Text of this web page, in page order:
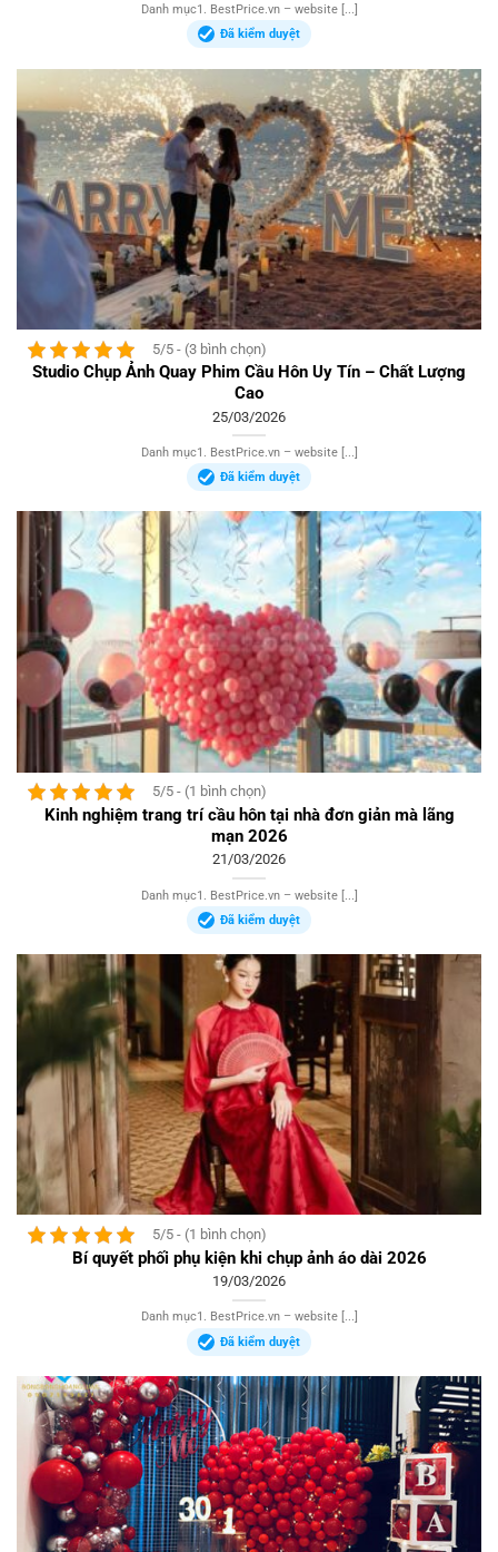
Danh mục1. BestPrice.vn – website [...]
Đã kiểm duyệt
5/5 - (3 bình chọn)
Studio Chụp Ảnh Quay Phim Cầu Hôn Uy Tín – Chất Lượng
Cao
25/03/2026
Danh mục1. BestPrice.vn – website [...]
Đã kiểm duyệt
5/5 - (1 bình chọn)
Kinh nghiệm trang trí cầu hôn tại nhà đơn giản mà lãng
mạn 2026
21/03/2026
Danh mục1. BestPrice.vn – website [...]
Đã kiểm duyệt
5/5 - (1 bình chọn)
Bí quyết phối phụ kiện khi chụp ảnh áo dài 2026
19/03/2026
Danh mục1. BestPrice.vn – website [...]
Đã kiểm duyệt